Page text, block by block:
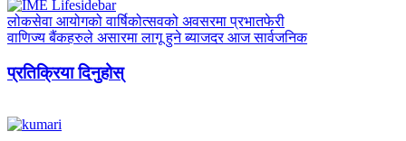
लोकसेवा आयोगको वार्षिकोत्सवको अवसरमा प्रभातफेरी
वाणिज्य बैंकहरुले असारमा लागू हुने ब्याजदर आज सार्वजनिक
प्रतिक्रिया दिनुहोस्